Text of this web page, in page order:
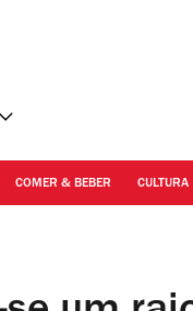
COMER & BEBER CULTURA